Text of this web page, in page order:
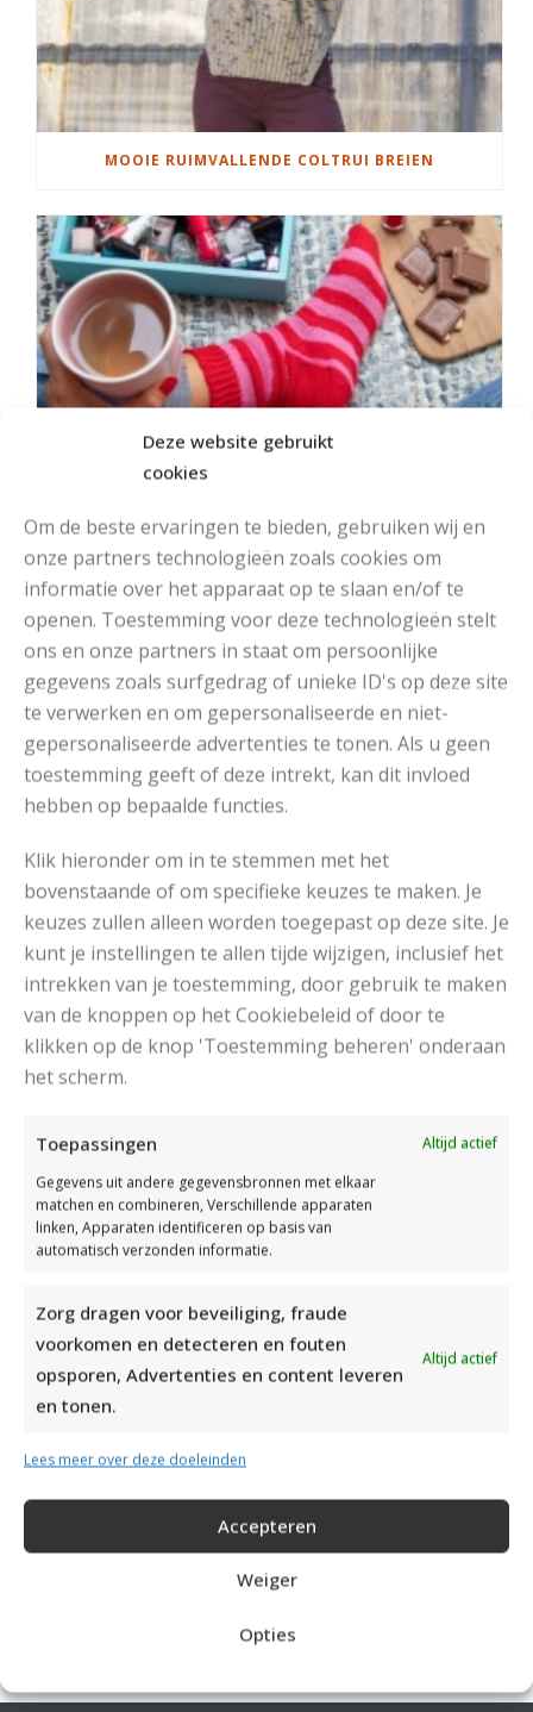
Deze website gebruikt
cookies
Om de beste ervaringen te bieden, gebruiken wij en
onze partners technologieën zoals cookies om
informatie over het apparaat op te slaan en/of te
openen. Toestemming voor deze technologieën stelt
ons en onze partners in staat om persoonlijke
gegevens zoals surfgedrag of unieke ID's op deze site
te verwerken en om gepersonaliseerde en niet-
gepersonaliseerde advertenties te tonen. Als u geen
toestemming geeft of deze intrekt, kan dit invloed
hebben op bepaalde functies.
Klik hieronder om in te stemmen met het
bovenstaande of om specifieke keuzes te maken. Je
keuzes zullen alleen worden toegepast op deze site. Je
kunt je instellingen te allen tijde wijzigen, inclusief het
intrekken van je toestemming, door gebruik te maken
van de knoppen op het Cookiebeleid of door te
klikken op de knop 'Toestemming beheren' onderaan
het scherm.
Toepassingen
Altijd actief
Gegevens uit andere gegevensbronnen met elkaar
matchen en combineren, Verschillende apparaten
linken, Apparaten identificeren op basis van
automatisch verzonden informatie.
Zorg dragen voor beveiliging, fraude
voorkomen en detecteren en fouten
opsporen, Advertenties en content leveren
en tonen.
Altijd actief
Lees meer over deze doeleinden
Accepteren
Weiger
Opties
MOOIE RUIMVALLENDE COLTRUI BREIEN
MOOIE DIKGESTREEPTE SOKKEN BREIEN VAN DURABLE GAREN
DAMESJAS BREIEN VAN HEERLIJK ZACHT GAREN